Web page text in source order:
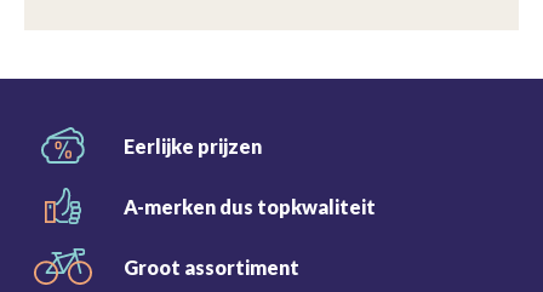
Eerlijke prijzen
A-merken dus topkwaliteit
Groot assortiment